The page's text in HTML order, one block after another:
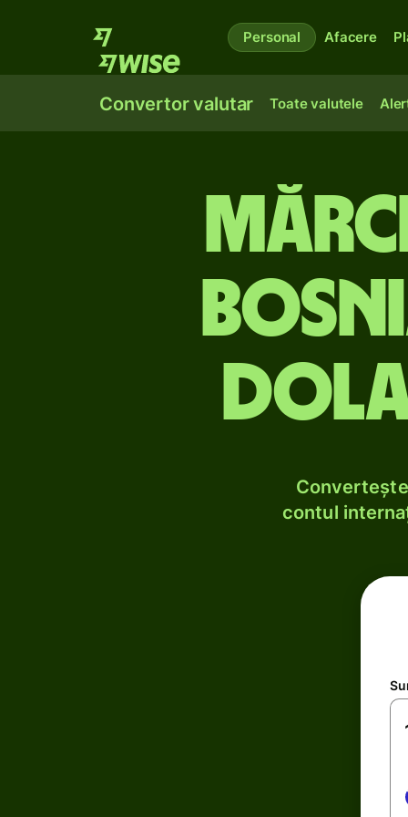
Personal Afacere
Convertor valutar Toate valutele
contul